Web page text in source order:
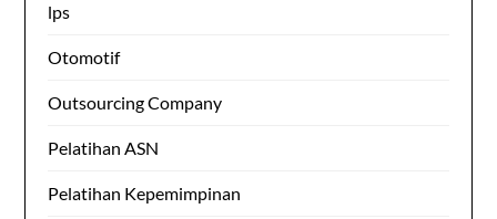
lps
Otomotif
Outsourcing Company
Pelatihan ASN
Pelatihan Kepemimpinan